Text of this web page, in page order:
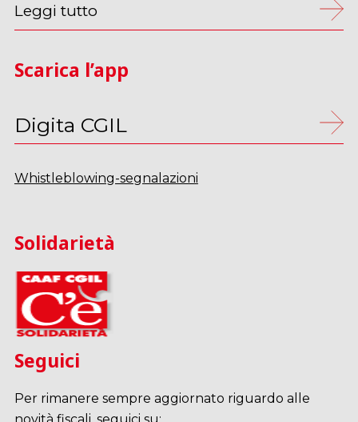
Leggi tutto
Scarica l’app
Digita CGIL
Whistleblowing-segnalazioni
Solidarietà
Seguici
Per rimanere sempre aggiornato riguardo alle